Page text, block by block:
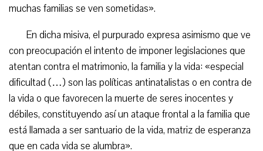
muchas familias se ven sometidas».
En dicha misiva, el purpurado expresa asimismo que ve
con preocupación el intento de imponer legislaciones que
atentan contra el matrimonio, la familia y la vida: «especial
dificultad (…) son las políticas antinatalistas o en contra de
la vida o que favorecen la muerte de seres inocentes y
débiles, constituyendo así un ataque frontal a la familia que
está llamada a ser santuario de la vida, matriz de esperanza
que en cada vida se alumbra».